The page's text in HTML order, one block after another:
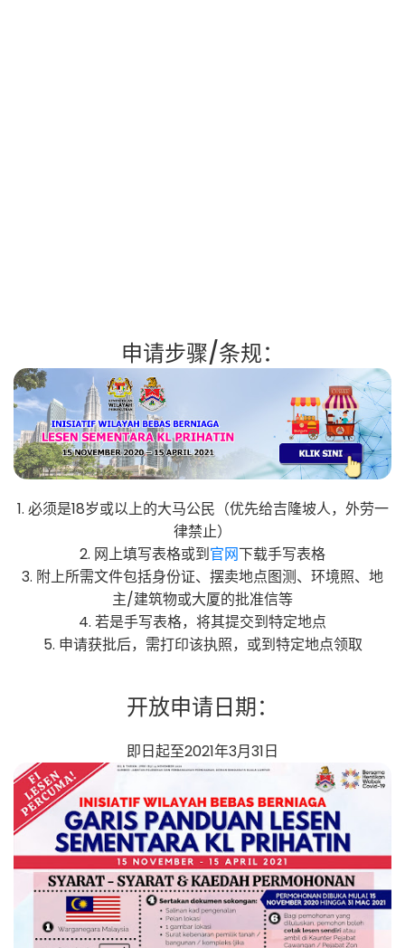
申请步骤/条规：
1. 必须是18岁或以上的大马公民（优先给吉隆坡人，外劳一
律禁止）
2. 网上填写表格或到官网下载手写表格
3. 附上所需文件包括身份证、摆卖地点图测、环境照、地
主/建筑物或大厦的批准信等
4. 若是手写表格，将其提交到特定地点
5. 申请获批后，需打印该执照，或到特定地点领取
开放申请日期：
即日起至2021年3月31日